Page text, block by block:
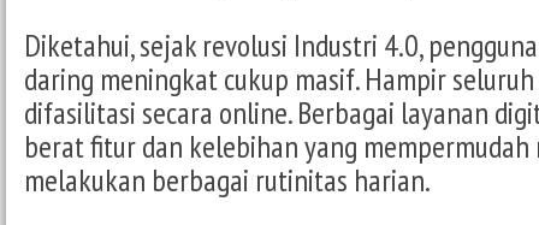
Diketahui, sejak revolusi Industri 4.0,
daring meningkat cukup masif. Hampir
difasilitasi secara online. Berbagai layanan
berat fitur dan kelebihan yang mempermudah
melakukan berbagai rutinitas harian.